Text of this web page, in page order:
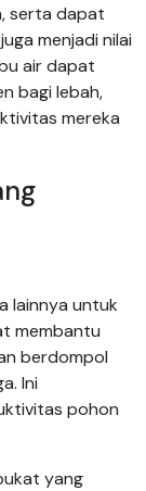
serta dapat
menjadi nilai
air dapat
bagi lebah,
mereka
lainnya untuk
membantu
berdompol
Ini
pohon
yang